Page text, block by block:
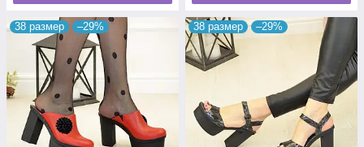
38 размер –29% 38 размер –29%